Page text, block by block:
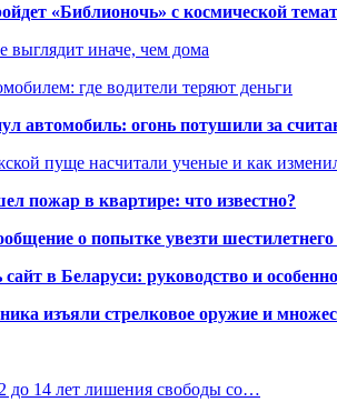
«Библионочь» с космической
выглядит иначе, чем дома
где водители теряют деньги
автомобиль: огонь потушили за
пуще насчитали ученые и как
пожар в квартире: что известно?
о попытке увезти шестилетнего
в Беларуси: руководство и
изъяли стрелковое оружие и
до 14 лет лишения свободы со…